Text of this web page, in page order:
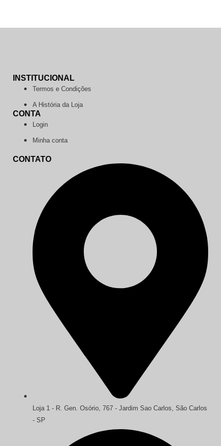
INSTITUCIONAL
Termos e Condições
A História da Loja
CONTA
Login
Minha conta
CONTATO
Loja 1 - R. Gen. Osório, 767 - Jardim Sao Carlos, São Carlos
- SP